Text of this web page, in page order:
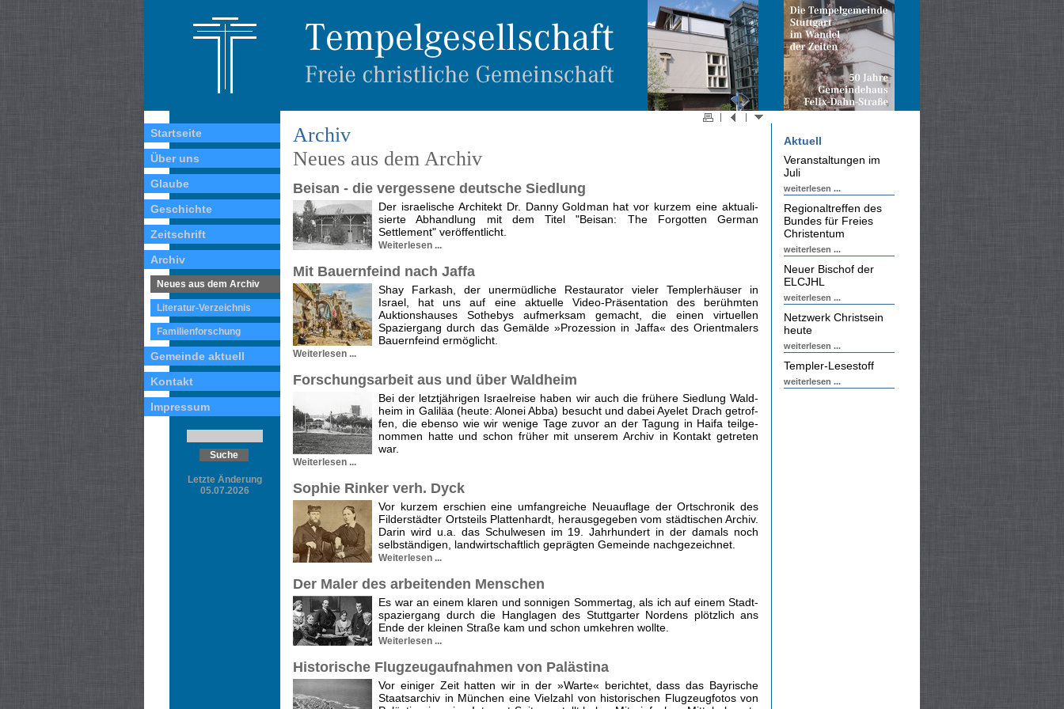
Startseite
Über uns
Glaube
Geschichte
Zeitschrift
Archiv
Neues aus dem Archiv
Literatur-Verzeichnis
Familienforschung
Gemeinde aktuell
Kontakt
Impressum
Letzte Änderung
05.07.2026
Archiv
Neues aus dem Archiv
Beisan - die vergessene deutsche Siedlung
Der israelische Architekt Dr. Danny Goldman hat vor kurzem eine aktuali­
sierte Abhandlung mit dem Titel "Beisan: The Forgotten German
Settlement" veröffentlicht.
Weiterlesen ...
Mit Bauernfeind nach Jaffa
Shay Farkash, der unermüdliche Restaurator vieler Templerhäuser in
Israel, hat uns auf eine aktuelle Video-Präsentation des berühmten
Auktionshauses Sothebys aufmerksam gemacht, die einen virtuellen
Spaziergang durch das Gemälde »Prozession in Jaffa« des Orientmalers
Bauernfeind ermöglicht.
Weiterlesen ...
Forschungsarbeit aus und über Waldheim
Bei der letztjährigen Israelreise haben wir auch die frühere Siedlung Wald­
heim in Galiläa (heute: Alonei Abba) besucht und dabei Ayelet Drach getrof­
fen, die ebenso wie wir wenige Tage zuvor an der Tagung in Haifa teilge­
nommen hatte und schon früher mit unserem Archiv in Kontakt getreten
war.
Weiterlesen ...
Sophie Rinker verh. Dyck
Vor kurzem erschien eine umfangreiche Neuauflage der Ortschronik des
Filderstädter Ortsteils Plattenhardt, herausgegeben vom städtischen Archiv.
Darin wird u.a. das Schulwesen im 19. Jahrhundert in der damals noch
selbständigen, landwirtschaftlich geprägten Gemeinde nach­gezeichnet.
Weiterlesen ...
Der Maler des arbeitenden Menschen
Es war an einem klaren und sonnigen Sommertag, als ich auf einem Stadt­
spaziergang durch die Hanglagen des Stuttgarter Nordens plötzlich ans
Ende der kleinen Straße kam und schon umkehren wollte.
Weiterlesen ...
Historische Flugzeugaufnahmen von Palästina
Vor einiger Zeit hatten wir in der »Warte« berichtet, dass das Bayrische
Staatsarchiv in München eine Vielzahl von historischen Flugzeugfotos von
Aktuell
Veranstaltungen im
Juli
weiterlesen ...
Regionaltreffen des
Bundes für Freies
Christentum
weiterlesen ...
Neuer Bischof der
ELCJHL
weiterlesen ...
Netzwerk Christsein
heute
weiterlesen ...
Templer-Lesestoff
weiterlesen ...